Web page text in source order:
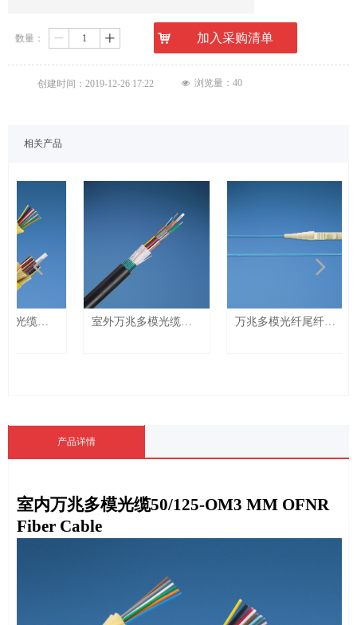
创建时间： 2019-12-26 17:22 넶 浏览量： 40
数量： ꄷ ꄸ
产品详情
室内万兆多模光缆50/125-OM3 MM OFNR
Fiber Cable
相关产品
室外万兆多模光缆
万兆多模光纤尾纤
넳 넲
낙 加入采购清单